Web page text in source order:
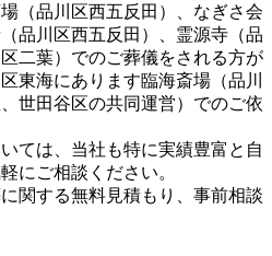
（品川区西五反田）、なぎさ会
品川区西五反田）、霊源寺（品
二葉）でのご葬儀をされる方が
東海にあります臨海斎場（品川
世田谷区の共同運営）でのご依
ては、当社も特に実績豊富と自
にご相談ください。
関する無料見積もり、事前相談